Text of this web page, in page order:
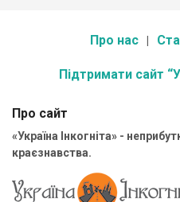
Про нас
Підтримати сайт
Про сайт
«Україна Інкогніта» -
краєзнавства.